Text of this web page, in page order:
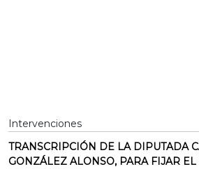
Intervenciones
TRANSCRIPCIÓN DE LA DIPUTADA
GONZÁLEZ ALONSO, PARA FIJAR